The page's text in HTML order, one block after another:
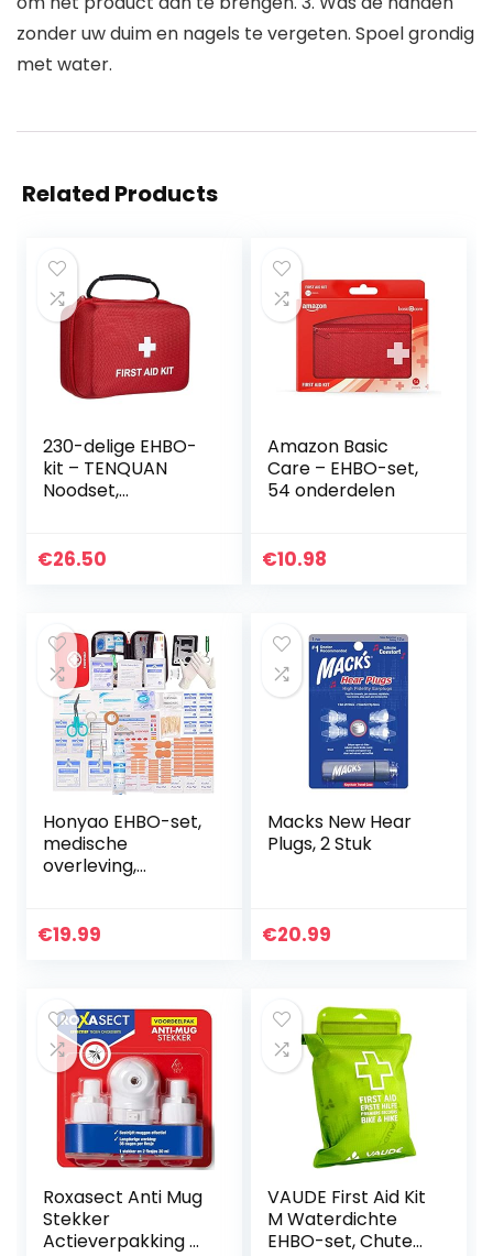
zonder uw duim en nagels te vergeten. Spoel grondig
met water.
Related Products
230-delige EHBO-
kit – TENQUAN
Noodset,
Geschikt voor
€26.50
Amazon Basic
Care – EHBO-set,
54 onderdelen
€10.98
Honyao EHBO-set,
medische
overleving,
voor auto,
€19.99
Macks New Hear
Plugs, 2 Stuk
€20.99
Roxasect Anti Mug
Stekker
Actieverpakking 2
VAUDE First Aid Kit
M Waterdichte
EHBO-set, Chute